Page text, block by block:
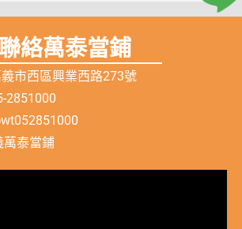
聯絡萬泰當鋪
市西區興業西路273號
2851000
萬泰當鋪